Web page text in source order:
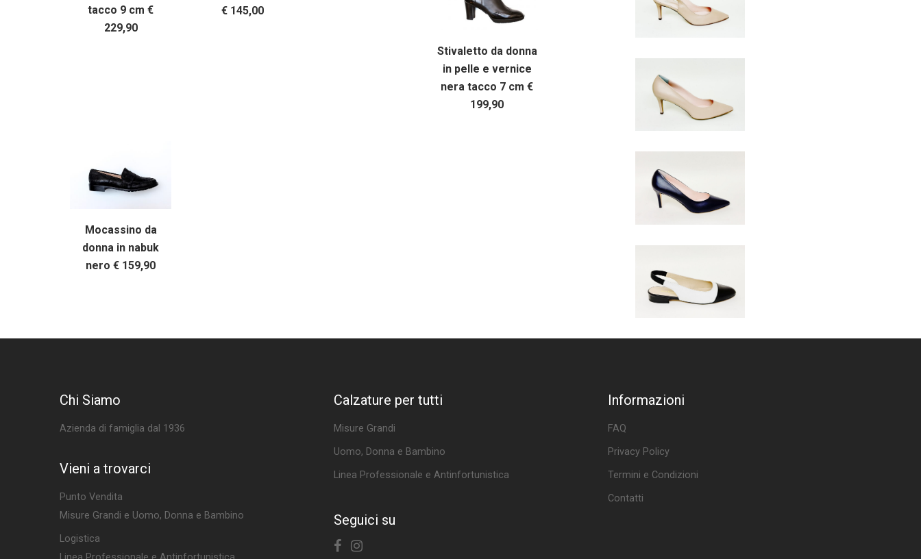
tacco 9 cm €
229,90
€ 145,00
Stivaletto da donna
in pelle e vernice
nera tacco 7 cm €
199,90
Mocassino da
donna in nabuk
nero € 159,90
Chi Siamo
Azienda di famiglia dal 1936
Vieni a trovarci
Punto Vendita
Misure Grandi e Uomo, Donna e Bambino
Logistica
Calzature per tutti
Misure Grandi
Uomo, Donna e Bambino
Linea Professionale e Antinfortunistica
Seguici su
Informazioni
FAQ
Privacy Policy
Termini e Condizioni
Contatti